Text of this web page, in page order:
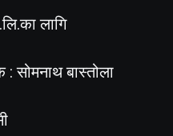
लागि
: सोमनाथ बास्तोला